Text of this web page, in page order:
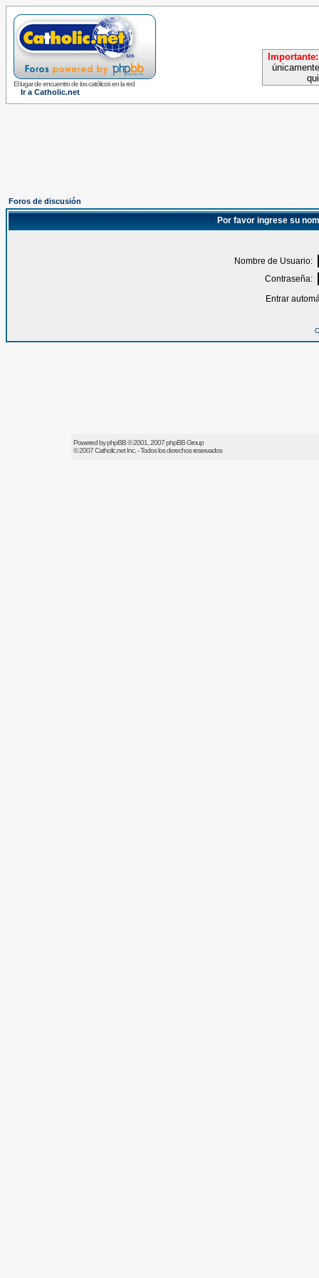
El lugar de encuentro de los católicos en la red
Ir a Catholic.net
Importante:
Foros de discusión
Por favor ingrese su
Nombre de Usuario:
Contraseña:
Entrar
Powered byphpBB© 2001, 2007 phpBB Group
© 2007Catholic.netInc. - Todos los derechos reservados